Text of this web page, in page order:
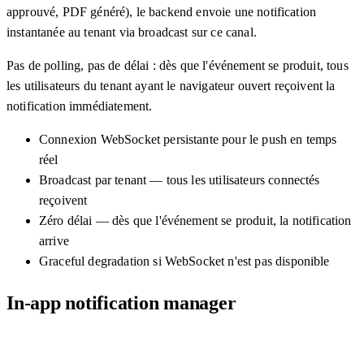
approuvé, PDF généré), le backend envoie une notification
instantanée au tenant via broadcast sur ce canal.
Pas de polling, pas de délai : dès que l'événement se produit, tous
les utilisateurs du tenant ayant le navigateur ouvert reçoivent la
notification immédiatement.
Connexion WebSocket persistante pour le push en temps
réel
Broadcast par tenant — tous les utilisateurs connectés
reçoivent
Zéro délai — dès que l'événement se produit, la notification
arrive
Graceful degradation si WebSocket n'est pas disponible
In-app notification manager